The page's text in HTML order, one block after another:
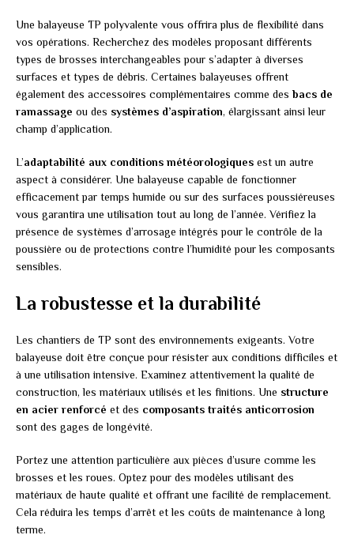
Une balayeuse TP polyvalente vous offrira plus de flexibilité dans
vos opérations. Recherchez des modèles proposant différents
types de brosses interchangeables pour s’adapter à diverses
surfaces et types de débris. Certaines balayeuses offrent
également des accessoires complémentaires comme desbacs de
ramassage ou des systèmes d’aspiration, élargissant ainsi leur
champ d’application.
L’adaptabilité aux conditions météorologiques est un autre
aspect à considérer. Une balayeuse capable de fonctionner
efficacement par temps humide ou sur des surfaces poussiéreuses
vous garantira une utilisation tout au long de l’année. Vérifiez la
présence de systèmes d’arrosage intégrés pour le contrôle de la
poussière ou de protections contre l’humidité pour les composants
sensibles.
La robustesse et la durabilité
Les chantiers de TP sont des environnements exigeants. Votre
balayeuse doit être conçue pour résister aux conditions difficiles et
à une utilisation intensive. Examinez attentivement la qualité de
construction, les matériaux utilisés et les finitions. Une structure
en acier renforcé et des composants traités anticorrosion
sont des gages de longévité.
Portez une attention particulière aux pièces d’usure comme les
brosses et les roues. Optez pour des modèles utilisant des
matériaux de haute qualité et offrant une facilité de remplacement.
Cela réduira les temps d’arrêt et les coûts de maintenance à long
terme.